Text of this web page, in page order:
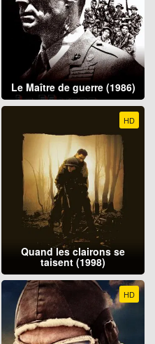
Le Maître de guerre (1986)
HD
Quand les clairons se
taisent (1998)
HD